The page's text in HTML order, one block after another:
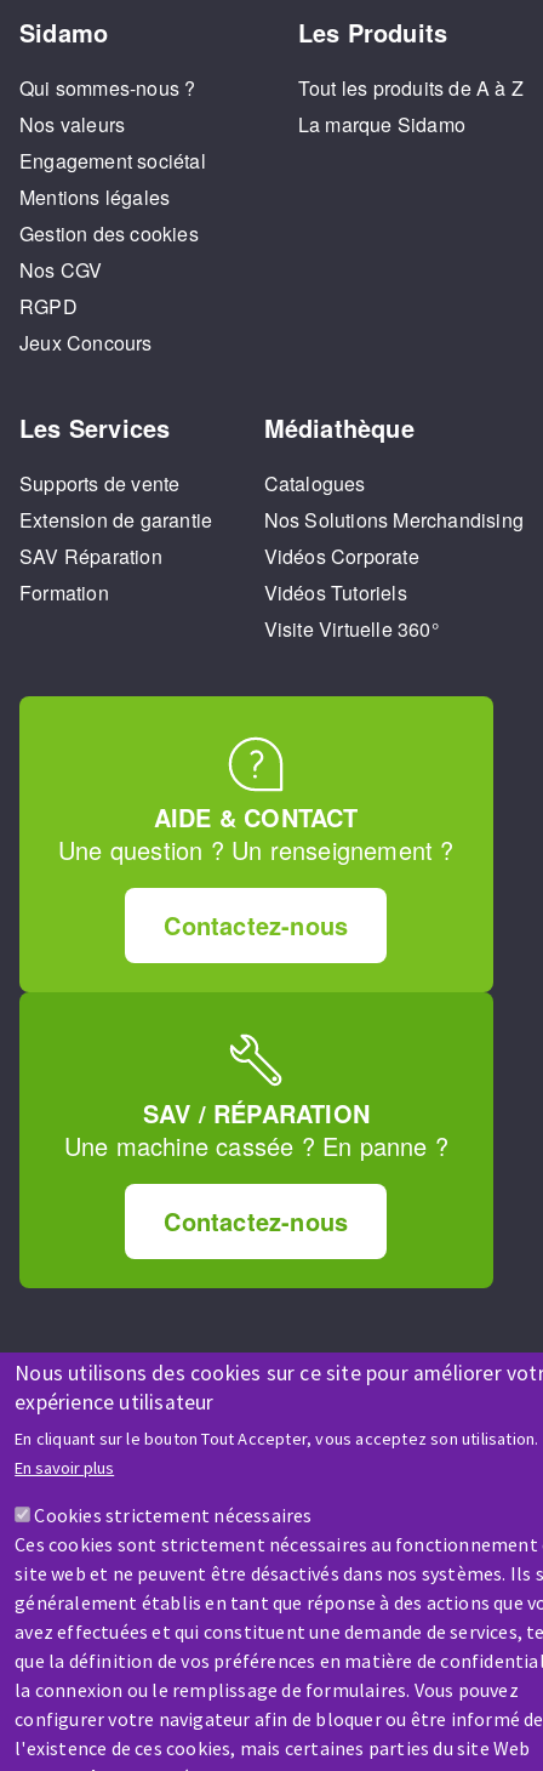
Nous utilisons des cookies sur ce site pour améliorer
expérience utilisateur
En cliquant sur le bouton Tout Accepter, vous acceptez son utilisation.
En savoir plus
Cookies strictement nécessaires
Ces cookies sont strictement nécessaires au fonctionnement
site web et ne peuvent être désactivés dans nos systèmes. Ils
généralement établis en tant que réponse à des actions que
avez effectuées et qui constituent une demande de services,
que la définition de vos préférences en matière de
la connexion ou le remplissage de formulaires. Vous pouvez
configurer votre navigateur afin de bloquer ou être informé de
l'existence de ces cookies, mais certaines parties du site Web
Sidamo
Qui sommes-nous ?
Nos valeurs
Engagement sociétal
Mentions légales
Gestion des cookies
Nos CGV
RGPD
Jeux Concours
Les Produits
Tout les produits de A à Z
La marque Sidamo
Les Services
Supports de vente
Extension de garantie
SAV Réparation
Formation
Médiathèque
Catalogues
Nos Solutions Merchandising
Vidéos Corporate
Vidéos Tutoriels
Visite Virtuelle 360°
AIDE & CONTACT
Une question ? Un renseignement ?
Contactez-nous
SAV / RÉPARATION
Une machine cassée ? En panne ?
Contactez-nous
Aller
au
contenu
principal